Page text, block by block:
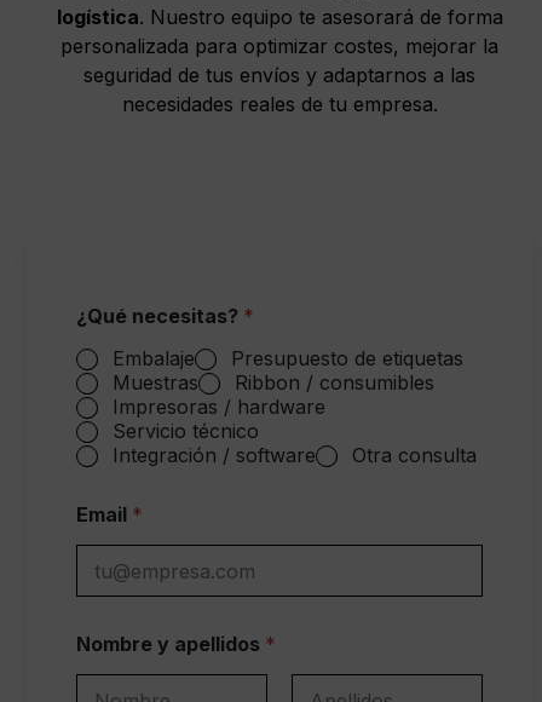
logística. Nuestro equipo te asesorará de forma
personalizada para optimizar costes, mejorar la
seguridad de tus envíos y adaptarnos a las
necesidades reales de tu empresa.
¿Qué necesitas? *
Embalaje
Presupuesto de etiquetas
Muestras
Ribbon / consumibles
Impresoras / hardware
Servicio técnico
Integración / software
Otra consulta
Email *
Nombre y apellidos *